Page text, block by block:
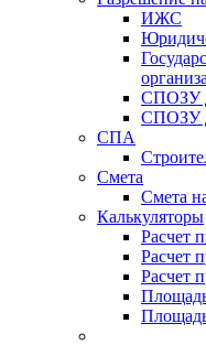
ИЖС
СПОЗУ
СПОЗУ
СПА
Смета
Смета
Калькуляторы
Расчет
Расчет
Расчет